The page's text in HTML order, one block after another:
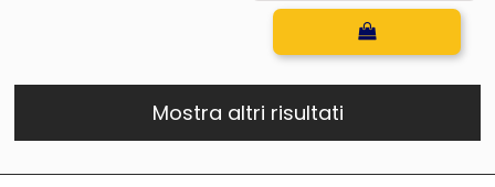
Quantità
Mostra altri risultati